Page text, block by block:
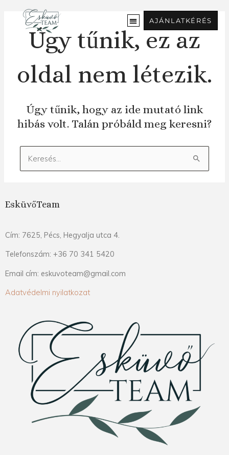
tartalomra
AJÁNLATKÉRÉS
Úgy tűnik, ez az
oldal nem létezik.
Úgy tűnik, hogy az ide mutató link
hibás volt. Talán próbáld meg keresni?
Keresés:
EsküvőTeam
Cím: 7625, Pécs, Hegyalja utca 4.
Telefonszám: +36 70 341 5420
Email cím: eskuvoteam@gmail.com
Adatvédelmi nyilatkozat